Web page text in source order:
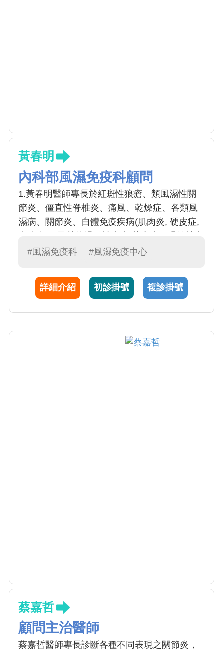
黃春明
內科部風濕免疫科顧問
1.黃春明醫師專長於紅斑性狼瘡、類風濕性關
節炎、僵直性脊椎炎、痛風、乾燥症、各類風
濕病、關節炎、自體免疫疾病(肌肉炎, 硬皮症,
炎、氣喘....) 2.風濕免疫疾病重要在於早期診
類風濕性關節炎、紅斑性狼瘡和僵直性脊椎炎
之診斷，治療和照護。累積多年經驗和研究並
#風濕免疫科 #風濕免疫中心
詳細介紹 初診掛號 複診掛號
蔡嘉哲
顧問主治醫師
蔡嘉哲醫師專長診斷各種不同表現之關節炎，